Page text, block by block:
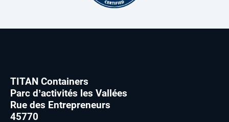
TITAN Containers
Parc d’activités les Vallées
Rue des Entrepreneurs
45770